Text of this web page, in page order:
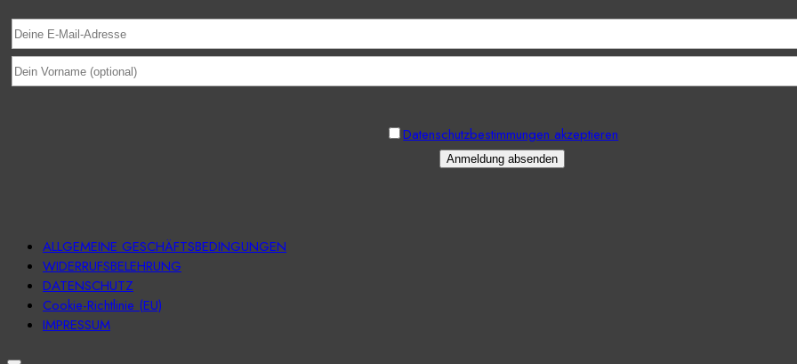
Datenschutzbestimmungen akzeptieren
ALLGEMEINE GESCHÄFTSBEDINGUNGEN
WIDERRUFSBELEHRUNG
DATENSCHUTZ
Cookie-Richtlinie (EU)
IMPRESSUM